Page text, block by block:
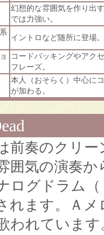
幻想的な雰囲気を作り出
では力強い。
イントロなど随所に登場。
コードバッキングやアク
フレーズ。
本人（おそらく）中心に
が加わる。
前奏のクリ
囲気の演奏
ログドラム
れます。Ａ
われていま